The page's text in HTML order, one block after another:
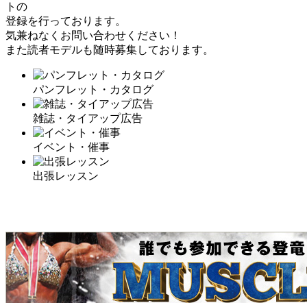
トの
登録を行っております。
気兼ねなくお問い合わせください！
また読者モデルも随時募集しております。
パンフレット・カタログ
雑誌・タイアップ広告
イベント・催事
出張レッスン